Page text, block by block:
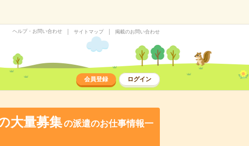
ヘルプ・お問い合わせ サイトマップ 掲載のお問い合わせ
会員登録 ログイン
大量募集の派遣のお仕事情報一